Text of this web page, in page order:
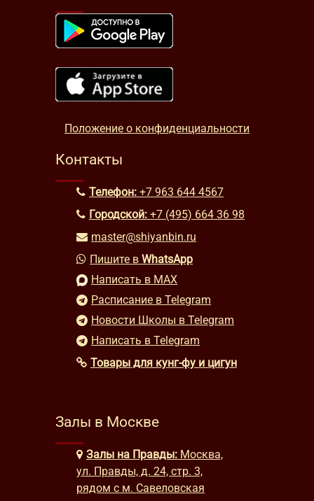
Положение о конфиденциальности
Контакты
Телефон: +7 963 644 4567
Городской: +7 (495) 664 36 98
master@shiyanbin.ru
Пишите в WhatsApp
Написать в MAX
Расписание в Telegram
Новости Школы в Telegram
Написать в Telegram
Товары для кунг-фу и цигун
Залы в Москве
Залы на Правды: Москва,
ул. Правды, д. 24, стр. 3,
рядом с м. Савеловская